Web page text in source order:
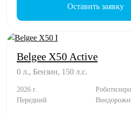
Оставить заявку
Belgee X50 Active
0 л., Бензин, 150 л.с.
2026 г.
Передний